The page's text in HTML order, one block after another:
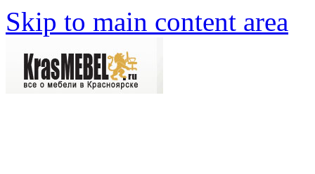
Skip to main content area